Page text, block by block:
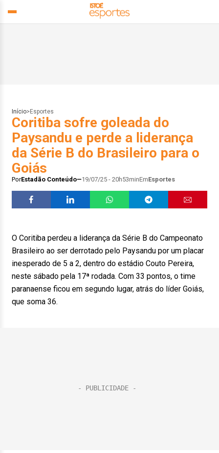
Início> Esportes
Coritiba sofre goleada do
Paysandu e perde a liderança
da Série B do Brasileiro para o
Goiás
PorEstadão Conteúdo 19/07/25 - 20h53minEmEsportes
O Coritiba perdeu a liderança da Série B do Campeonato
Brasileiro ao ser derrotado pelo Paysandu por um placar
inesperado de 5 a 2, dentro do estádio Couto Pereira,
neste sábado pela 17ª rodada. Com 33 pontos, o time
paranaense ficou em segundo lugar, atrás do líder Goiás,
que soma 36.